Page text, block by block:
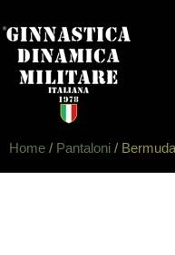
Home / Pantaloni /